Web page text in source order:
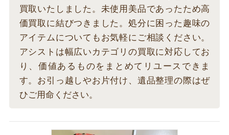
買取いたしました。未使用美品であったため高
価買取に結びつきました。処分に困った趣味の
アイテムについてもお気軽にご相談ください。
アシストは幅広いカテゴリの買取に対応してお
り、価値あるものをまとめてリユースできま
す。お引っ越しやお片付け、遺品整理の際はぜ
ひご用命ください。